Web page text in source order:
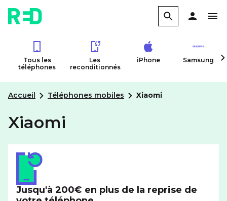
Tous les
téléphones
Les
reconditionnés
iPhone Samsung
Accueil Téléphones mobiles Xiaomi
Xiaomi
Jusqu'à 200€ en plus de la reprise de